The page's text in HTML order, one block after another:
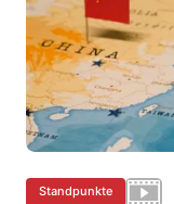
Standpunkte